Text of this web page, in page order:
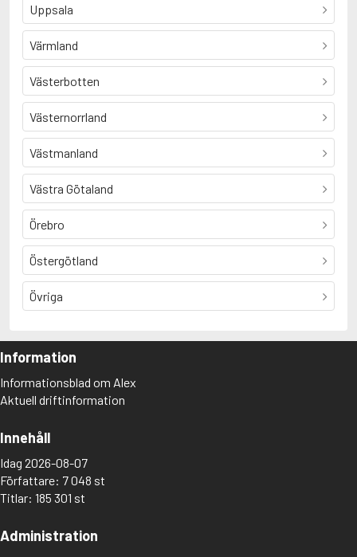
Uppsala
Värmland
Västerbotten
Västernorrland
Västmanland
Västra Götaland
Örebro
Östergötland
Övriga
Information
Informationsblad om Alex
Aktuell driftinformation
Innehåll
Idag 2026-08-07
Författare: 7 048 st
Titlar: 185 301 st
Administration